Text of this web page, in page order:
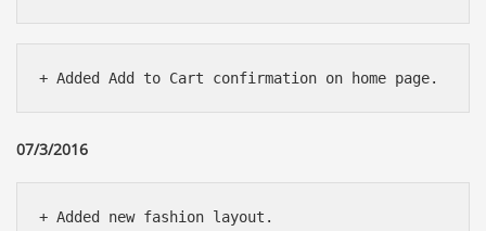
+ Added Add to Cart confirmation on home page.
07/3/2016
+ Added new fashion layout.